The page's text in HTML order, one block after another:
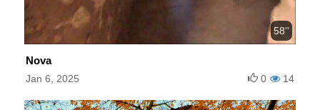
58''
Nova
Jan 6, 2025 14
0